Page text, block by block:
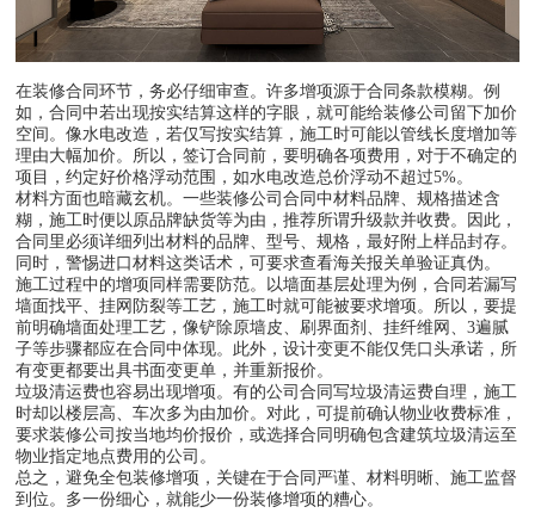
在装修合同环节，务必仔细审查。许多增项源于合同条款模糊。例
如，合同中若出现按实结算这样的字眼，就可能给装修公司留下加价
空间。像水电改造，若仅写按实结算，施工时可能以管线长度增加等
理由大幅加价。所以，签订合同前，要明确各项费用，对于不确定的
项目，约定好价格浮动范围，如水电改造总价浮动不超过5%。
材料方面也暗藏玄机。一些装修公司合同中材料品牌、规格描述含
糊，施工时便以原品牌缺货等为由，推荐所谓升级款并收费。因此，
合同里必须详细列出材料的品牌、型号、规格，最好附上样品封存。
同时，警惕进口材料这类话术，可要求查看海关报关单验证真伪。
施工过程中的增项同样需要防范。以墙面基层处理为例，合同若漏写
墙面找平、挂网防裂等工艺，施工时就可能被要求增项。所以，要提
前明确墙面处理工艺，像铲除原墙皮、刷界面剂、挂纤维网、3遍腻
子等步骤都应在合同中体现。此外，设计变更不能仅凭口头承诺，所
有变更都要出具书面变更单，并重新报价。
垃圾清运费也容易出现增项。有的公司合同写垃圾清运费自理，施工
时却以楼层高、车次多为由加价。对此，可提前确认物业收费标准，
要求装修公司按当地均价报价，或选择合同明确包含建筑垃圾清运至
物业指定地点费用的公司。
总之，避免全包装修增项，关键在于合同严谨、材料明晰、施工监督
到位。多一份细心，就能少一份装修增项的糟心。